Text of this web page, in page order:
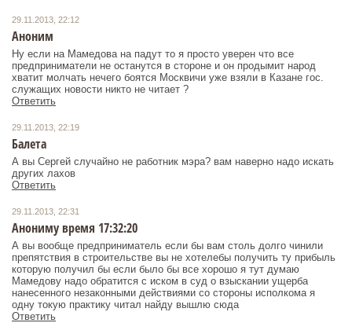
29.11.2013, 22:12
Аноним
Ну если на Мамедова на падут то я просто уверен что все
предприниматели не останутся в стороне и он продымит народ
хватит молчать нечего боятся Москвичи уже взяли в Казане гос.
служащих новости никто не читает ?
Ответить
29.11.2013, 22:19
Балета
А вы Сергей случайно не работник мэра? вам наверно надо искать
других лахов
Ответить
29.11.2013, 22:31
Анониму время 17:32:20
А вы вообще предприниматель если бы вам столь долго чинили
препятствия в строительстве вы не хотелебы получить ту прибыль
которую получил бы если было бы все хорошо я тут думаю
Мамедову надо обратится с иском в суд о взыскании ущерба
нанесенного незаконными действиями со стороны исполкома я
одну токую практику читал найду вышлю сюда
Ответить